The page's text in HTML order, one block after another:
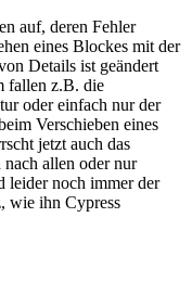
auf, deren Fehler
eines Blockes mit der
Details ist geändert
fallen z.B. die
oder einfach nur der
Verschieben eines
jetzt auch das
allen oder nur
leider noch immer der
wie ihn Cypress